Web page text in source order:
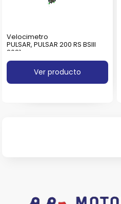
Velocimetro
PULSAR, PULSAR 200 RS BSIII
2021
Ver producto